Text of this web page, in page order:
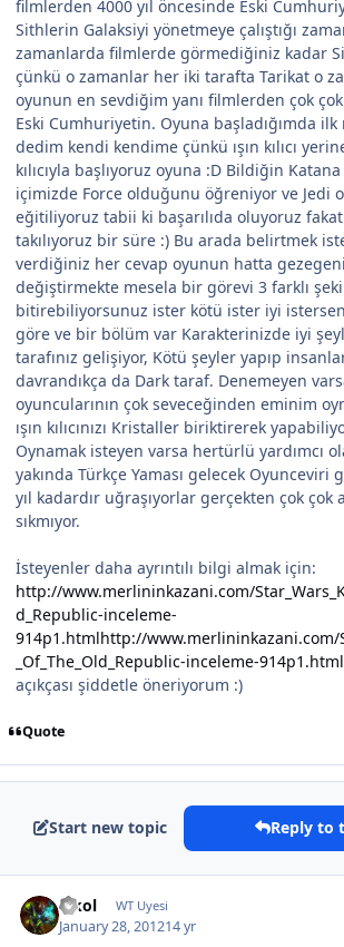
filmlerden 4000 yıl öncesinde Eski
Sithlerin Galaksiyi yönetmeye çalıştığı
zamanlarda filmlerde görmediğiniz kadar
çünkü o zamanlar her iki tarafta Tarikat o
oyunun en sevdiğim yanı filmlerden çok
Eski Cumhuriyetin. Oyuna başladığımda
dedim kendi kendime çünkü ışın kılıcı
kılıcıyla başlıyoruz oyuna :D Bildiğin
içimizde Force olduğunu öğreniyor ve Jedi
eğitiliyoruz tabii ki başarılıda oluyoruz
takılıyoruz bir süre :) Bu arada belirtmek
verdiğiniz her cevap oyunun hatta
değiştirmekte mesela bir görevi 3 farklı
bitirebiliyorsunuz ister kötü ister iyi
göre ve bir bölüm var Karakterinizde iyi
tarafınız gelişiyor, Kötü şeyler yapıp
davrandıkça da Dark taraf. Denemeyen
oyuncularının çok seveceğinden eminim
ışın kılıcınızı Kristaller biriktirerek
Oynamak isteyen varsa hertürlü yardımcı
yakında Türkçe Yaması gelecek Oyunceviri
yıl kadardır uğraşıyorlar gerçekten çok çok
sıkmıyor.
İsteyenler daha ayrıntılı bilgi almak için:
http://www.merlininkazani.com/
d_Republic-inceleme-
914p1.htmlhttp://www.merlininkazani.com/
_Of_The_Old_Republic-inceleme-914p1.html
açıkçası şiddetle öneriyorum :)
Quote
Start new topic Reply to
alkol WT Uyesi
January 28, 201214 yr